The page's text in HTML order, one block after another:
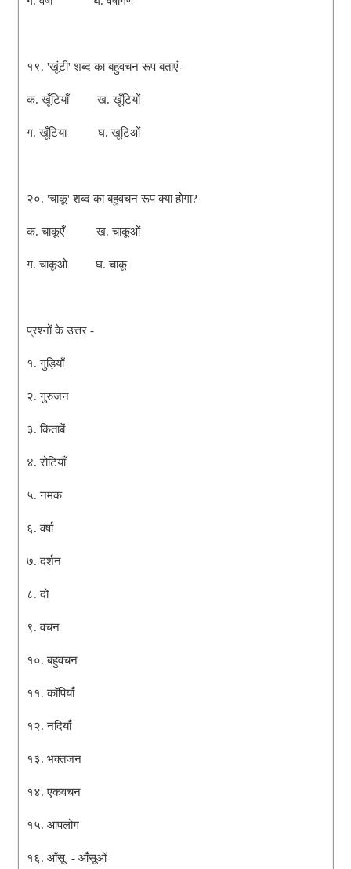
१९. 'खूंटी' शब्द का बहुवचन रूप बताएं-
क. खूँटियाँ ख. खूँटियों
ग. खूँटिया घ. खूटिओं
२०. 'चाकू' शब्द का बहुवचन रूप क्या होगा?
क. चाकूएँ ख. चाकूओं
ग. चाकूओ घ. चाकू
प्रश्नों के उत्तर -
१. गुड़ियाँ
२. गुरुजन
३. किताबें
४. रोटियाँ
५. नमक
६. वर्षा
७. दर्शन
८. दो
९. वचन
१०. बहुवचन
११. कॉपियाँ
१२. नदियाँ
१३. भक्तजन
१४. एकवचन
१५. आपलोग
१६. आँसू - आँसूओं